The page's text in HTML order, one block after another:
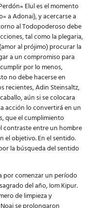
Elul es el momento
a Adonai), y acercarse a
al Todopoderoso debe
tal como la plegaria,
al prójimo) procurar la
a un compromiso para
por lo menos,
no debe hacerse en
recientes, Adin Steinsaltz,
aún si se colocara
acción lo convertirá en un
que el cumplimiento
contraste entre un hombre
el objetivo. En el sentido.
la búsqueda del sentido
por comenzar un período
del año, Iom Kipur.
de limpieza y